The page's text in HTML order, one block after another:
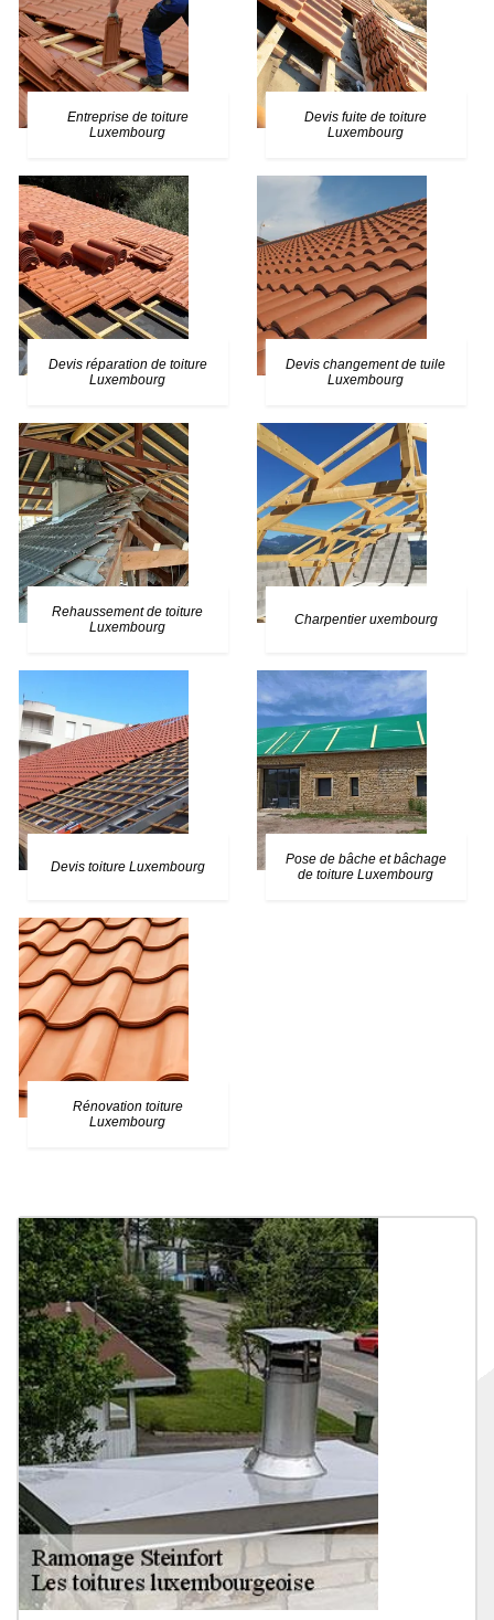
Entreprise de toiture
Luxembourg
Devis fuite de toiture
Luxembourg
Devis réparation de toiture
Luxembourg
Devis changement de tuile
Luxembourg
Rehaussement de toiture
Luxembourg
Charpentier uxembourg
Devis toiture Luxembourg
Pose de bâche et bâchage
de toiture Luxembourg
Rénovation toiture
Luxembourg